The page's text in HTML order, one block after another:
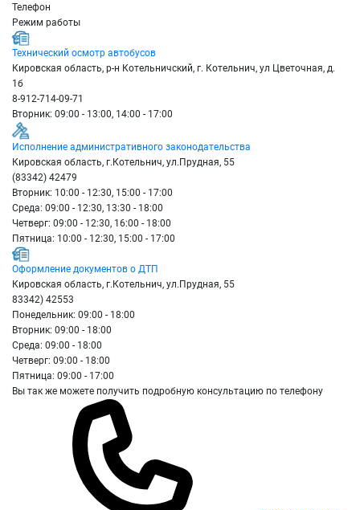
Телефон
Режим работы
Технический осмотр автобусов
Кировская область, р-н Котельничский, г. Котельнич, ул Цветочная, д.
1б
8-912-714-09-71
Вторник: 09:00 - 13:00, 14:00 - 17:00
Исполнение административного законодательства
Кировская область, г.Котельнич, ул.Прудная, 55
(83342) 42479
Вторник: 10:00 - 12:30, 15:00 - 17:00
Среда: 09:00 - 12:30, 13:30 - 18:00
Четверг: 09:00 - 12:30, 16:00 - 18:00
Пятница: 10:00 - 12:30, 15:00 - 17:00
Оформление документов о ДТП
Кировская область, г.Котельнич, ул.Прудная, 55
83342) 42553
Понедельник: 09:00 - 18:00
Вторник: 09:00 - 18:00
Среда: 09:00 - 18:00
Четверг: 09:00 - 18:00
Пятница: 09:00 - 17:00
Вы так же можете получить подробную консультацию по телефону